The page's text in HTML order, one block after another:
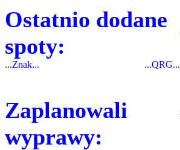
Ostatnio dodane
spoty:
...Znak... ...QRG...
Zaplanowali
wyprawy: